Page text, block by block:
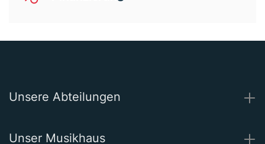
Unsere Abteilungen
Unser Musikhaus